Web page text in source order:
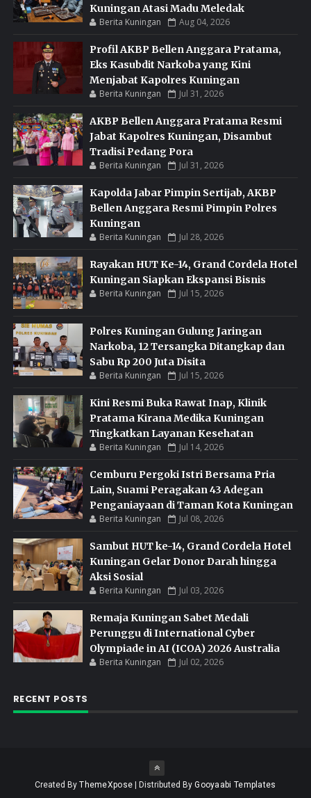
Kuningan Atasi Madu Meledak
Berita Kuningan Aug 04, 2026
Profil AKBP Bellen Anggara Pratama,
Eks Kasubdit Narkoba yang Kini
Menjabat Kapolres Kuningan
Berita Kuningan Jul 31, 2026
AKBP Bellen Anggara Pratama Resmi
Jabat Kapolres Kuningan, Disambut
Tradisi Pedang Pora
Berita Kuningan Jul 31, 2026
Kapolda Jabar Pimpin Sertijab, AKBP
Bellen Anggara Resmi Pimpin Polres
Kuningan
Berita Kuningan Jul 28, 2026
Rayakan HUT Ke-14, Grand Cordela Hotel
Kuningan Siapkan Ekspansi Bisnis
Berita Kuningan Jul 15, 2026
Polres Kuningan Gulung Jaringan
Narkoba, 12 Tersangka Ditangkap dan
Sabu Rp 200 Juta Disita
Berita Kuningan Jul 15, 2026
Kini Resmi Buka Rawat Inap, Klinik
Pratama Kirana Medika Kuningan
Tingkatkan Layanan Kesehatan
Berita Kuningan Jul 14, 2026
Cemburu Pergoki Istri Bersama Pria
Lain, Suami Peragakan 43 Adegan
Penganiayaan di Taman Kota Kuningan
Berita Kuningan Jul 08, 2026
Sambut HUT ke-14, Grand Cordela Hotel
Kuningan Gelar Donor Darah hingga
Aksi Sosial
Berita Kuningan Jul 03, 2026
Remaja Kuningan Sabet Medali
Perunggu di International Cyber
Olympiade in AI (ICOA) 2026 Australia
Berita Kuningan Jul 02, 2026
RECENT POSTS
Created ByThemeXpose | Distributed ByGooyaabi Templates